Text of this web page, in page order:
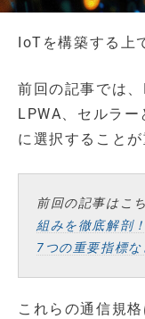
IoTを構築する上
前回の記事では
LPWA、セルラ
に選択すること
前回の記事はこ
組みを徹底解剖
7つの重要指標
これらの通信規